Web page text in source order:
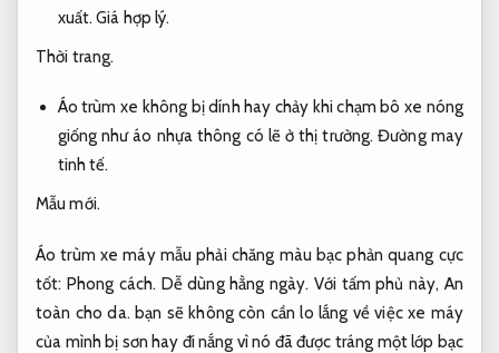
xuất.Giá hợp lý.
Thời trang.
Áo trùm xe không bị dính hay chảy khi chạm bô xe nóng
giống như áo nhựa thông có lẽ ở thị trường.Đường may
tinh tế.
Mẫu mới.
Áo trùm xe máy mẫu phải chăng màu bạc phản quang cực
tốt: Phong cách. Dễ dùng hằng ngày. Với tấm phủ này, An
toàn cho da. bạn sẽ không còn cần lo lắng về việc xe máy
của mình bị sơn hay đi nắng vì nó đã được tráng một lớp bạc